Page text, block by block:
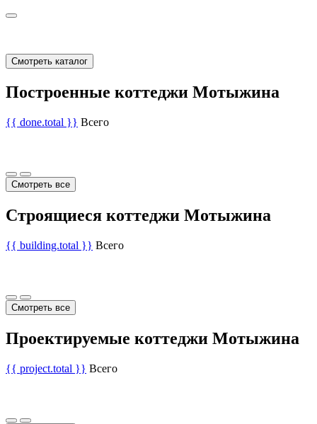
Смотреть каталог
Построенные коттеджи Мотыжина
{{ done.total }} Всего
Смотреть все
Строящиеся коттеджи Мотыжина
{{ building.total }} Всего
Смотреть все
Проектируемые коттеджи Мотыжина
{{ project.total }} Всего